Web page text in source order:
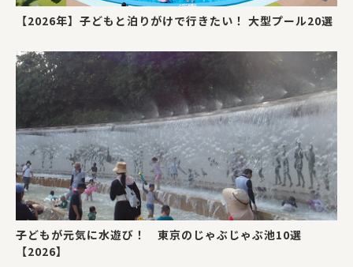
【2026年】子どもと泊りがけで行きたい！ 大型プール20選
子どもが元気に水遊び！ 東京のじゃぶじゃぶ池10選
【2026】